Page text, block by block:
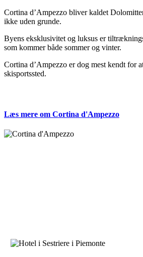
Cortina d’Ampezzo bliver kaldet
ikke uden grunde.
Byens eksklusivitet og luksus er
som kommer både sommer og vinter.
Cortina d’Ampezzo er dog mest kendt for
skisportssted.
Læs mere om Cortina d'Ampezzo